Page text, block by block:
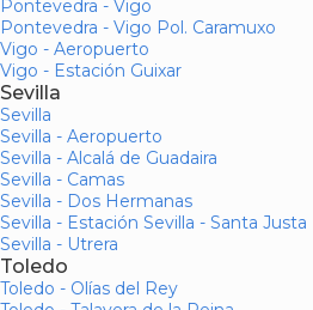
Pontevedra - Vigo
Pontevedra - Vigo Pol. Caramuxo
Vigo - Aeropuerto
Vigo - Estación Guixar
Sevilla
Sevilla
Sevilla - Aeropuerto
Sevilla - Alcalá de Guadaira
Sevilla - Camas
Sevilla - Dos Hermanas
Sevilla - Estación Sevilla - Santa Justa
Sevilla - Utrera
Toledo
Toledo - Olías del Rey